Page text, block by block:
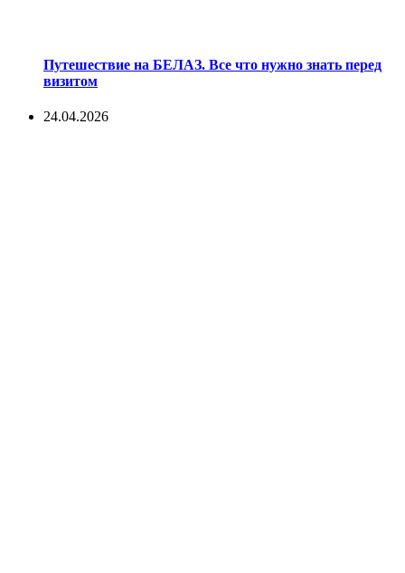
Путешествие на БЕЛАЗ. Все что нужно знать перед
визитом
24.04.2026